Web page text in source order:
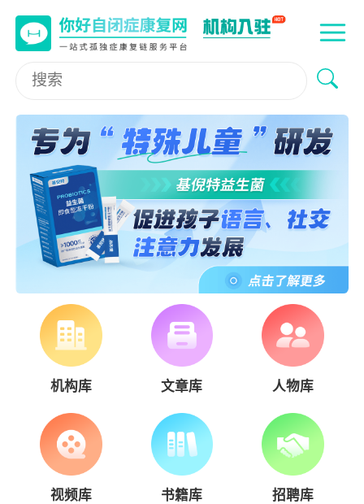
机构库 文章库 人物库
视频库 书籍库 招聘库